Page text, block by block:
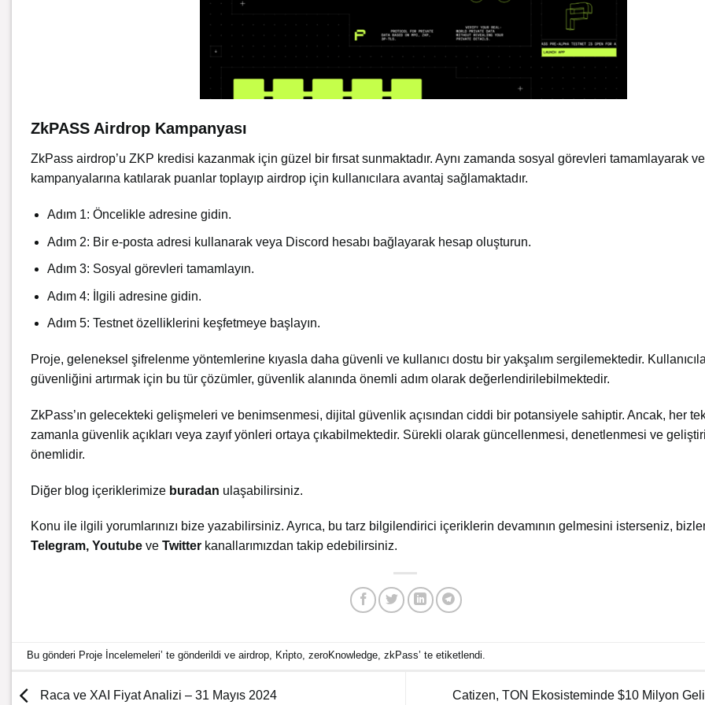
ZkPASS Airdrop Kampanyası
ZkPass airdrop’u ZKP kredisi kazanmak için güzel bir fırsat sunmaktadır. Aynı zamanda sosyal görevleri tamamlayarak
kampanyalarına katılarak puanlar toplayıp airdrop için kullanıcılara avantaj sağlamaktadır.
Adım 1: Öncelikle adresinegidin.
Adım 2: Bir e-posta adresi kullanarak veya Discord hesabı bağlayarak hesap oluşturun.
Adım 3: Sosyal görevleri tamamlayın.
Adım 4: İlgili adresinegidin.
Adım 5: Testnet özelliklerini keşfetmeye başlayın.
Proje, geleneksel şifrelenme yöntemlerine kıyasla daha güvenli ve kullanıcı dostu bir yakşalım sergilemektedir.
güvenliğini artırmak için bu tür çözümler, güvenlik alanında önemli adım olarak değerlendirilebilmektedir.
ZkPass’ın gelecekteki gelişmeleri ve benimsenmesi, dijital güvenlik açısından ciddi bir potansiyele sahiptir. Ancak, her
zamanla güvenlik açıkları veya zayıf yönleri ortaya çıkabilmektedir. Sürekli olarak güncellenmesi, denetlenmesi ve
önemlidir.
Diğer blog içeriklerimize buradan ulaşabilirsiniz.
Konu ile ilgili yorumlarınızı bize yazabilirsiniz. Ayrıca, bu tarz bilgilendirici içeriklerin devamının gelmesini isterseniz,
Telegram, Youtube ve Twitter kanallarımızdan takip edebilirsiniz.
Bu gönderi Proje İncelemeleri’ te gönderildi veairdrop, Kri̇pto,zeroKnowledge,zkPass’ te etiketlendi.
Raca ve XAI Fiyat Analizi – 31 Mayıs 2024 Catizen, TON Ekosisteminde $10 Milyon